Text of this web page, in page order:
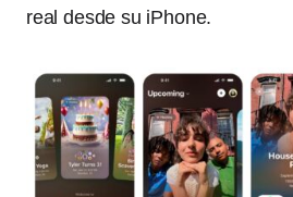
real desde su iPhone.